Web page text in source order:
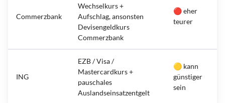
Commerzbank
Wechselkurs +
Aufschlag, ansonsten
Devisengeldkurs
Commerzbank
🔴 eher
teurer
ING
EZB / Visa /
Mastercardkurs +
pauschales
Auslandseinsatzentgelt
🟡 kann
günstiger
sein